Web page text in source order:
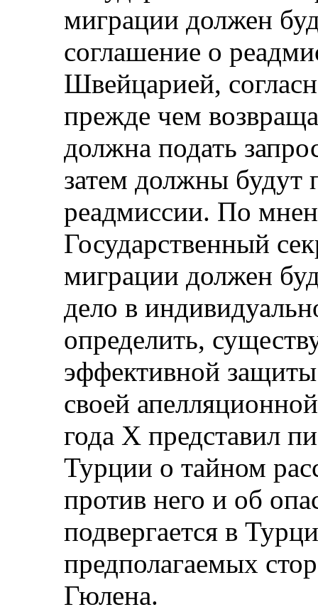
миграции должен
соглашение о
Швейцарией,
прежде чем
должна подать
затем должны будут
реадмиссии. По
Государственный
миграции должен
дело в
определить,
эффективной
своей
года Х представил
Турции о тайном
против него и об
подвергается в
предполагаемых
Гюлена.